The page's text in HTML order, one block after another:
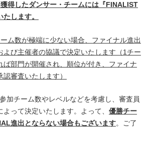
得したダンサー・チームには『FINALIST
します。
ム数が極端に少ない場合、ファイナル進出
よび主催者の協議で決定いたします（1チー
ば部門が開催され、順位が付き、ファイナ
審査いたします）
加チーム数やレベルなどを考慮し、審査員
よって決定いたします。よって、 優勝チー
進出とならない場合もございます。ご了